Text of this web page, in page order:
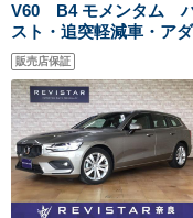
V60 B4 モメンタム ハ
スト・追突軽減車・ア
イドスポット・ナビTV
ハイビームクロストラ
販売店保証